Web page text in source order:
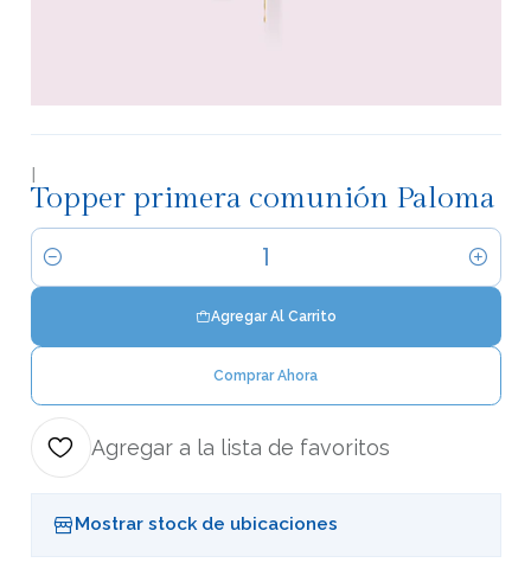
|
Topper primera comunión Paloma
Cantidad
Agregar Al Carrito
Comprar Ahora
Agregar a la lista de favoritos
Mostrar stock de ubicaciones